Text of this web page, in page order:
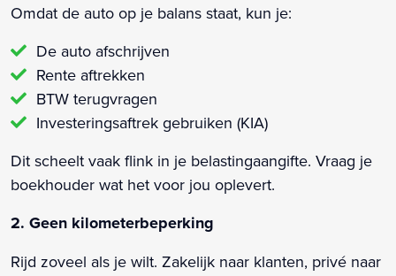
Omdat de auto op je balans staat, kun je:
De auto afschrijven
Rente aftrekken
BTW terugvragen
Investeringsaftrek gebruiken (KIA)
Dit scheelt vaak flink in je belastingaangifte. Vraag je
boekhouder wat het voor jou oplevert.
2. Geen kilometerbeperking
Rijd zoveel als je wilt. Zakelijk naar klanten, privé naar